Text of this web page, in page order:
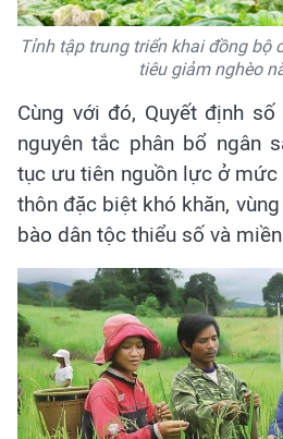
Tỉnh tập trung triển khai đồng bộ
tiêu giảm nghèo
Cùng với đó, Quyết định
nguyên tắc phân bổ ngân
tục ưu tiên nguồn lực ở mức
thôn đặc biệt khó khăn,
bào dân tộc thiểu số và